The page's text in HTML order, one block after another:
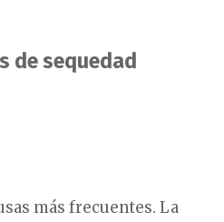
de sequedad
más frecuentes. La